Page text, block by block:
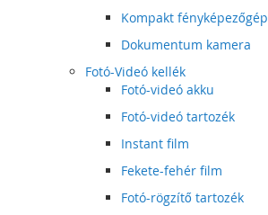
Kompakt fényképezőgép
Dokumentum kamera
Fotó-Videó kellék
Fotó-videó akku
Fotó-videó tartozék
Instant film
Fekete-fehér film
Fotó-rögzítő tartozék